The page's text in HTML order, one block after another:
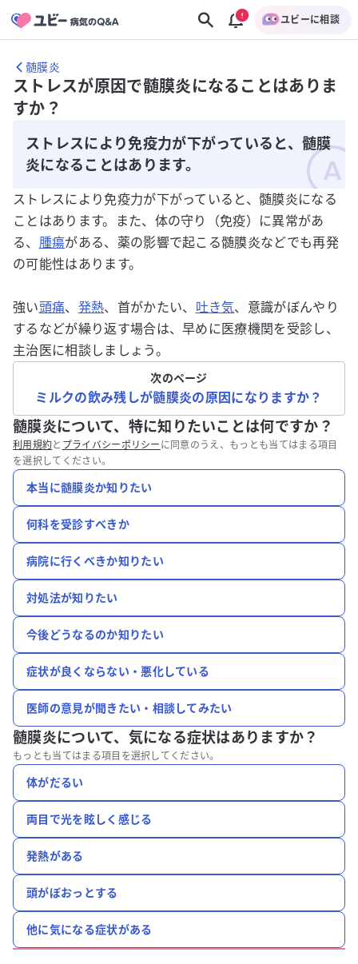
ユビーに相談
髄膜炎
ストレスが原因で髄膜炎になることはありま
すか？
ストレスにより免疫力が下がっていると、髄膜
炎になることはあります。
ストレスにより免疫力が下がっていると、髄膜炎になる
ことはあります。また、体の守り（免疫）に異常があ
る、 腫瘍がある、薬の影響で起こる髄膜炎などでも再発
の可能性はあります。
強い頭痛、 発熱、首がかたい、 吐き気、意識がぼんやり
するなどが繰り返す場合は、早めに医療機関を受診し、
主治医に相談しましょう。
次のページ
ミルクの飲み残しが髄膜炎の原因になりますか？
髄膜炎について、特に知りたいことは何ですか？
利用規約と プライバシーポリシー に同意のうえ、もっとも当てはまる項目
を選択してください。
本当に髄膜炎か知りたい
何科を受診すべきか
病院に行くべきか知りたい
対処法が知りたい
今後どうなるのか知りたい
症状が良くならない・悪化している
医師の意見が聞きたい・相談してみたい
髄膜炎について、 気になる症状はありますか？
もっとも当てはまる項目を選択してください。
体がだるい
両目で光を眩しく感じる
発熱がある
頭がぼおっとする
他に気になる症状がある